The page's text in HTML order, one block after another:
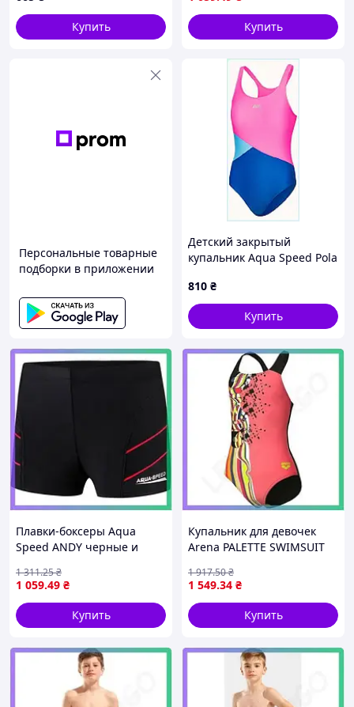
Купить
плавания SKU_349-24
Купить
Персональные товарные
подборки в приложении
Детский закрытый
купальник Aqua Speed Pola
810 ₴
Купить
Плавки-боксеры Aqua
Speed ANDY черные и
внутренней кулиской 122
см SKU_349-16
1 059.49 ₴
1 311.25₴
Купить
Купальник для девочек
Arena PALETTE SWIMSUIT
коралловый черный для
плавания 128 см
SKU_007918-350
1 549.34 ₴
1 917.50₴
Купить